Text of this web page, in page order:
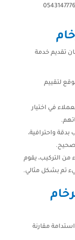
أو الاتصال على الرقم 0543147776
تقديم خدمة
لتقييم
في اختيار
بدقة واحترافية،
صحيح.
من التركيب، يقوم
تم بشكل مثالي.
مقارنة